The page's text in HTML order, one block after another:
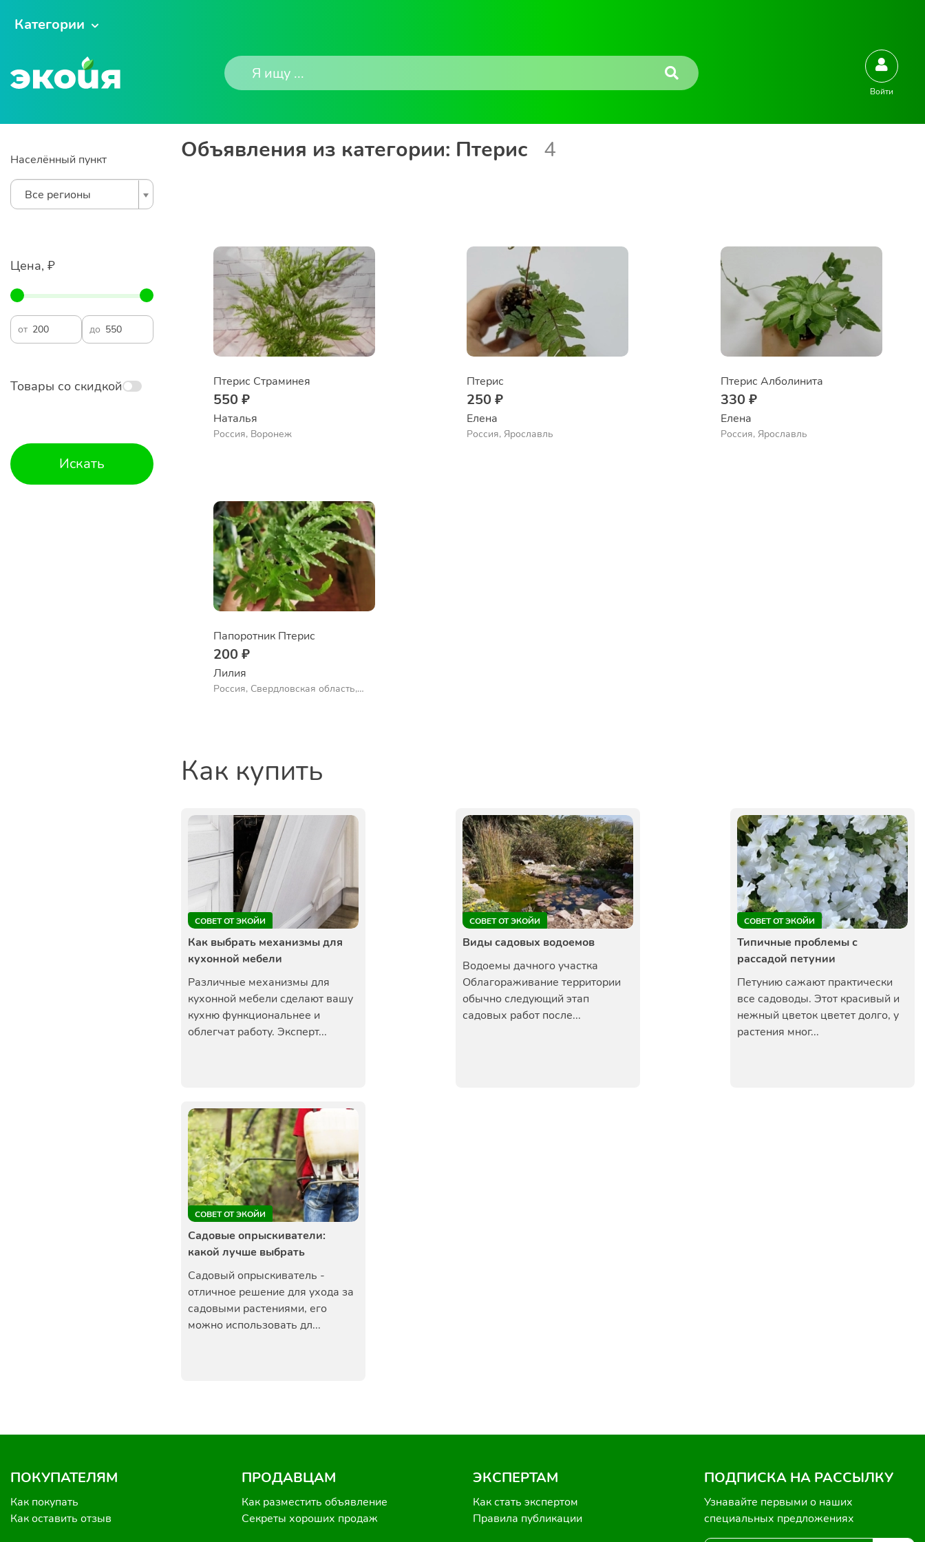
Категории
Войти
Населённый пункт
Все регионы
Цена, ₽
от до
Товары со скидкой
Искать
Объявления из категории: Птерис 4
Птерис Страминея
550 ₽
Наталья
Россия, Воронеж
Птерис
250 ₽
Елена
Россия, Ярославль
Птерис Алболинита
330 ₽
Елена
Россия, Ярославль
Папоротник Птерис
200 ₽
Лилия
Россия, Свердловская область,
Как купить
СОВЕТ ОТ ЭКОЙИ
Как выбрать механизмы для
кухонной мебели
Различные механизмы для
кухонной мебели сделают вашу
кухню функциональнее и
облегчат работу. Эксперт...
СОВЕТ ОТ ЭКОЙИ
Виды садовых водоемов
Водоемы дачного участка
Облагораживание территории
обычно следующий этап
садовых работ после...
СОВЕТ ОТ ЭКОЙИ
Типичные проблемы с
рассадой петунии
Петунию сажают практически
все садоводы. Этот красивый и
нежный цветок цветет долго, у
растения мног...
СОВЕТ ОТ ЭКОЙИ
Садовые опрыскиватели:
какой лучше выбрать
Садовый опрыскиватель -
отличное решение для ухода за
садовыми растениями, его
можно использовать дл...
ПОКУПАТЕЛЯМ
Как покупать
Как оставить отзыв
ПРОДАВЦАМ
Как разместить объявление
Секреты хороших продаж
ЭКСПЕРТАМ
Как стать экспертом
Правила публикации
ПОДПИСКА НА РАССЫЛКУ
Узнавайте первыми о наших
специальных предложениях